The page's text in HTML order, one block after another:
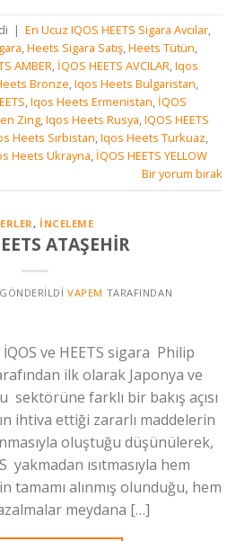
| En Ucuz IQOS HEETS Sigara Avcılar,
,Heets Sigara Satış,Heets Tütün,
AMBER, İQOS HEETS AVCILAR,Iqos
Bronze,Iqos Heets Bulgaristan,
,Iqos Heets Ermenistan, İQOS
Zing,Iqos Heets Rusya,IQOS HEETS
Heets Sırbistan,Iqos Heets Turkuaz,
Heets Ukrayna, İQOS HEETS YELLOW
Bir yorum bırak
, İNCELEME
ATAŞEHİR
VAPEM TARAFINDAN
İQOS ve HEETS sigara Philip
ilk olarak Japonya ve
sektörüne farklı bir bakış açısı
ihtiva ettiği zararlı maddelerin
oluştuğu düşünülerek,
yakmadan ısıtmasıyla hem
tamamı alınmış olunduğu, hem
meydana […]